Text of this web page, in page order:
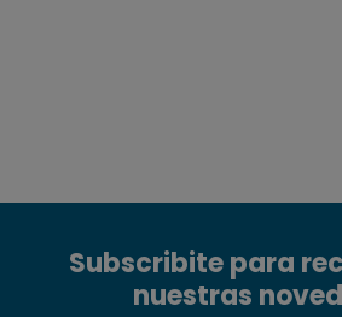
Subscribite para
nuestras